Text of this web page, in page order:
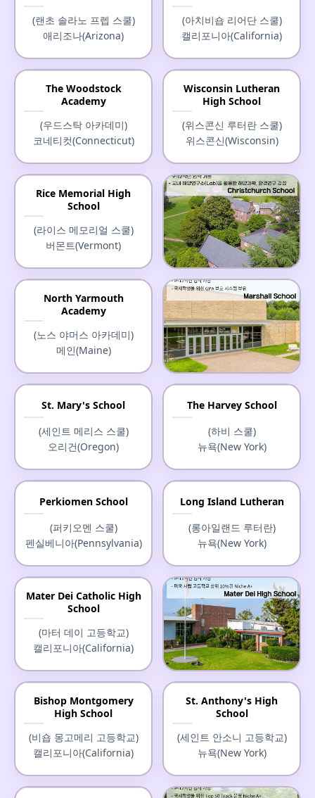
(랜초 솔라노 프렙 스쿨)
애리조나(Arizona)
(아치비숍 리어단 스쿨)
캘리포니아(California)
The Woodstock
Academy
(우드스탁 아카데미)
코네티컷(Connecticut)
Wisconsin Lutheran
High School
(위스콘신 루터란 스쿨)
위스콘신(Wisconsin)
Rice Memorial High
School
(라이스 메모리얼 스쿨)
버몬트(Vermont)
Christchurch School
(크라이스트처치 스쿨)
버지니아(Virginia)
North Yarmouth
Academy
(노스 야머스 아카데미)
메인(Maine)
미네소타(Minnesota)
St. Mary's School
(세인트 메리스 스쿨)
오리건(Oregon)
The Harvey School
(하비 스쿨)
뉴욕(New York)
Perkiomen School
(퍼키오멘 스쿨)
펜실베니아(Pennsylvania)
Long Island Lutheran
(롱아일랜드 루터란)
뉴욕(New York)
Mater Dei Catholic High
School
(마터 데이 고등학교)
캘리포니아(California)
(마터 데이 고등학교)
캘리포니아(California)
Bishop Montgomery
High School
(비숍 몽고메리 고등학교)
캘리포니아(California)
St. Anthony's High
School
(세인트 안소니 고등학교)
뉴욕(New York)